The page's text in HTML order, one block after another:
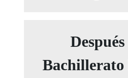
Bachillerato